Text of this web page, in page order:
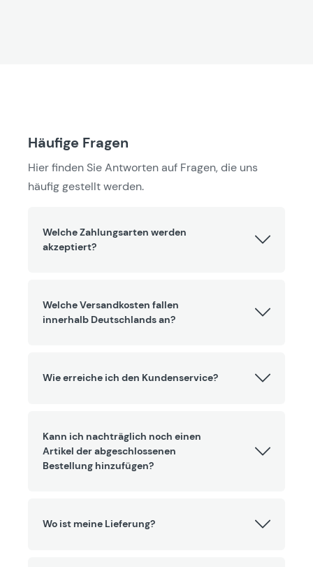
Häufige Fragen
Hier finden Sie Antworten auf Fragen, die uns
häufig gestellt werden.
Welche Zahlungsarten werden
akzeptiert?
Welche Versandkosten fallen
innerhalb Deutschlands an?
Wie erreiche ich den Kundenservice?
Kann ich nachträglich noch einen
Artikel der abgeschlossenen
Bestellung hinzufügen?
Wo ist meine Lieferung?